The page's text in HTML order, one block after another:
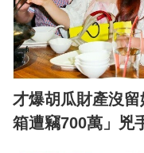
才爆胡瓜財產沒
箱遭竊700萬」兇